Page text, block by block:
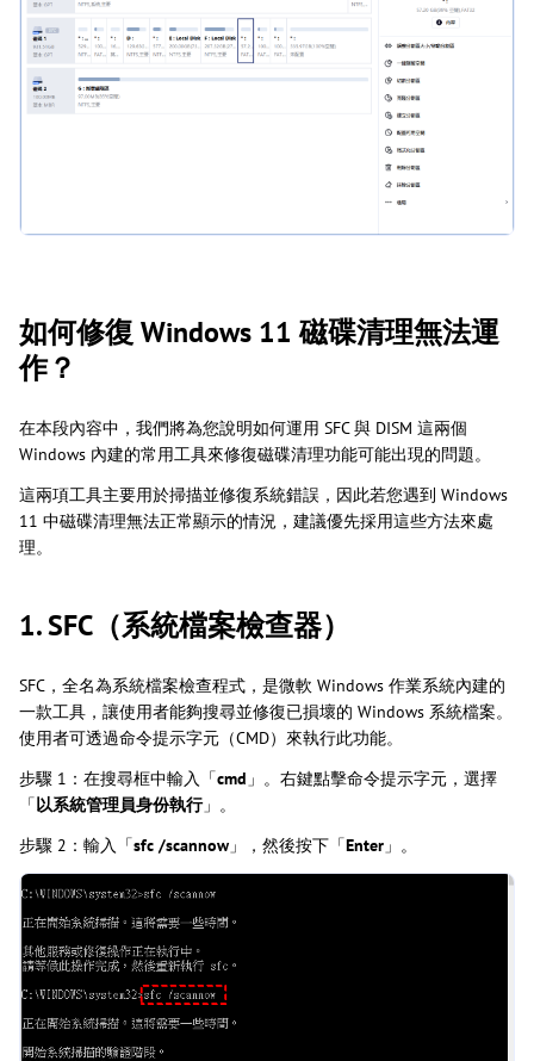
如何修復 Windows 11 磁碟清理無法運
作？
在本段內容中，我們將為您說明如何運用 SFC 與 DISM 這兩個
Windows 內建的常用工具來修復磁碟清理功能可能出現的問題。
這兩項工具主要用於掃描並修復系統錯誤，因此若您遇到 Windows
11 中磁碟清理無法正常顯示的情況，建議優先採用這些方法來處
理。
1. SFC（系統檔案檢查器）
SFC，全名為系統檔案檢查程式，是微軟 Windows 作業系統內建的
一款工具，讓使用者能夠搜尋並修復已損壞的 Windows 系統檔案。
使用者可透過命令提示字元（CMD）來執行此功能。
步驟 1：在搜尋框中輸入「cmd 」。右鍵點擊命令提示字元，選擇
「以系統管理員身份執行」。
步驟 2：輸入「sfc /scannow 」，然後按下「Enter 」。